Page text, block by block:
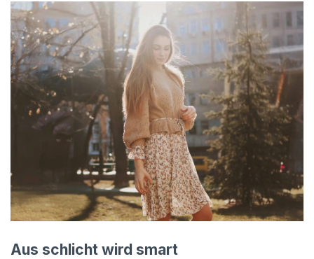
Aus schlicht wird smart